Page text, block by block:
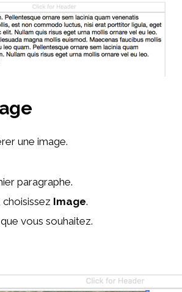
une image.
paragraphe.
choisissez Image.
vous souhaitez.